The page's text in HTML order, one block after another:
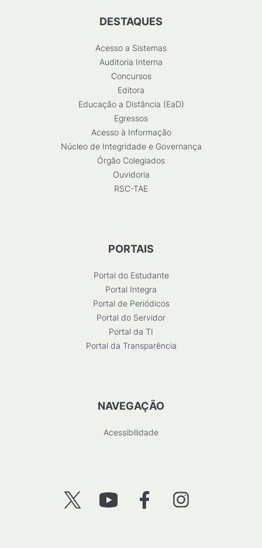
DESTAQUES
Acesso a Sistemas
Auditoria Interna
Concursos
Editora
Educação a Distância (EaD)
Egressos
Acesso à Informação
Núcleo de Integridade e Governança
Órgão Colegiados
Ouvidoria
RSC-TAE
PORTAIS
Portal do Estudante
Portal Integra
Portal de Periódicos
Portal do Servidor
Portal da TI
Portal da Transparência
NAVEGAÇÃO
Acessibilidade